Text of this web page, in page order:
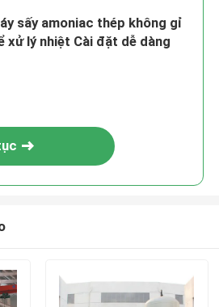
sấy amoniac thép không gỉ
xử lý nhiệt Cài đặt dễ dàng